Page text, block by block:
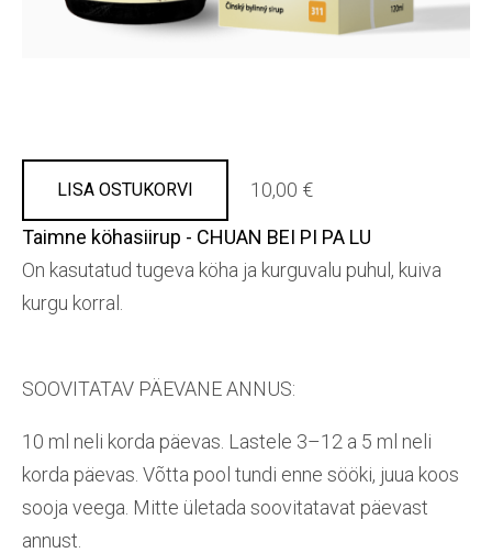
LISA OSTUKORVI 10,00 €
Taimne köhasiirup - CHUAN BEI PI PA LU
On kasutatud tugeva köha ja kurguvalu puhul, kuiva
kurgu korral.
SOOVITATAV PÄEVANE ANNUS:
10 ml neli korda päevas. Lastele 3–12 a 5 ml neli
korda päevas. Võtta pool tundi enne sööki, juua koos
sooja veega. Mitte ületada soovitatavat päevast
annust.